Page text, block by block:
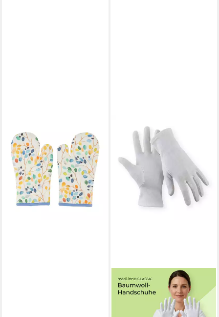
Fäustlinge "Leafy"
Ofenhandschuhe aus
Baumwolle 2er-Set,
Handmade Handmade
19,99 €
lieferbar - in 5-6 Werktagen bei dir